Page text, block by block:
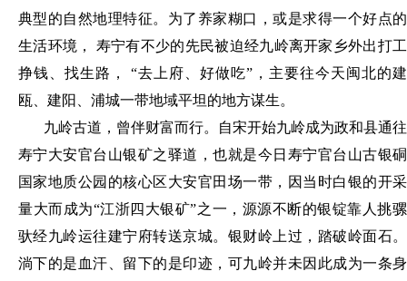
典型的自然地理特征。为了养家糊口，或是求得一个好点的
生活环境， 寿宁有不少的先民被迫经九岭离开家乡外出打工
挣钱、找生路， “去上府、好做吃”，主要往今天闽北的建
瓯、建阳、浦城一带地域平坦的地方谋生。
九岭古道，曾伴财富而行。自宋开始九岭成为政和县通往
寿宁大安官台山银矿之驿道，也就是今日寿宁官台山古银硐
国家地质公园的核心区大安官田场一带，因当时白银的开采
量大而成为“江浙四大银矿”之一，源源不断的银锭靠人挑骡
驮经九岭运往建宁府转送京城。银财岭上过，踏破岭面石。
淌下的是血汗、留下的是印迹，可九岭并未因此成为一条身